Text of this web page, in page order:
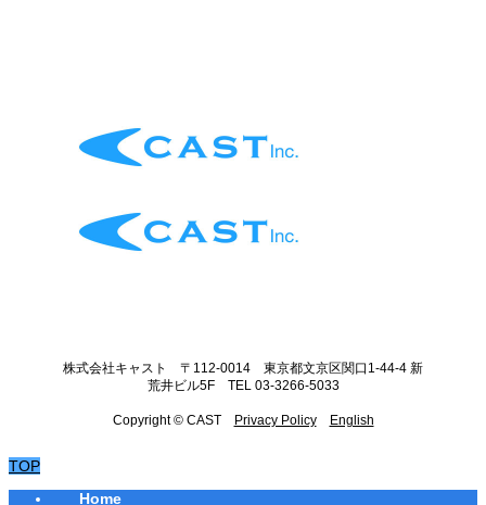
株式会社キャスト 〒112-0014 東京都文京区関口1-44-4 新
荒井ビル5F TEL 03-3266-5033
Copyright © CAST Privacy Policy English
TOP
Home